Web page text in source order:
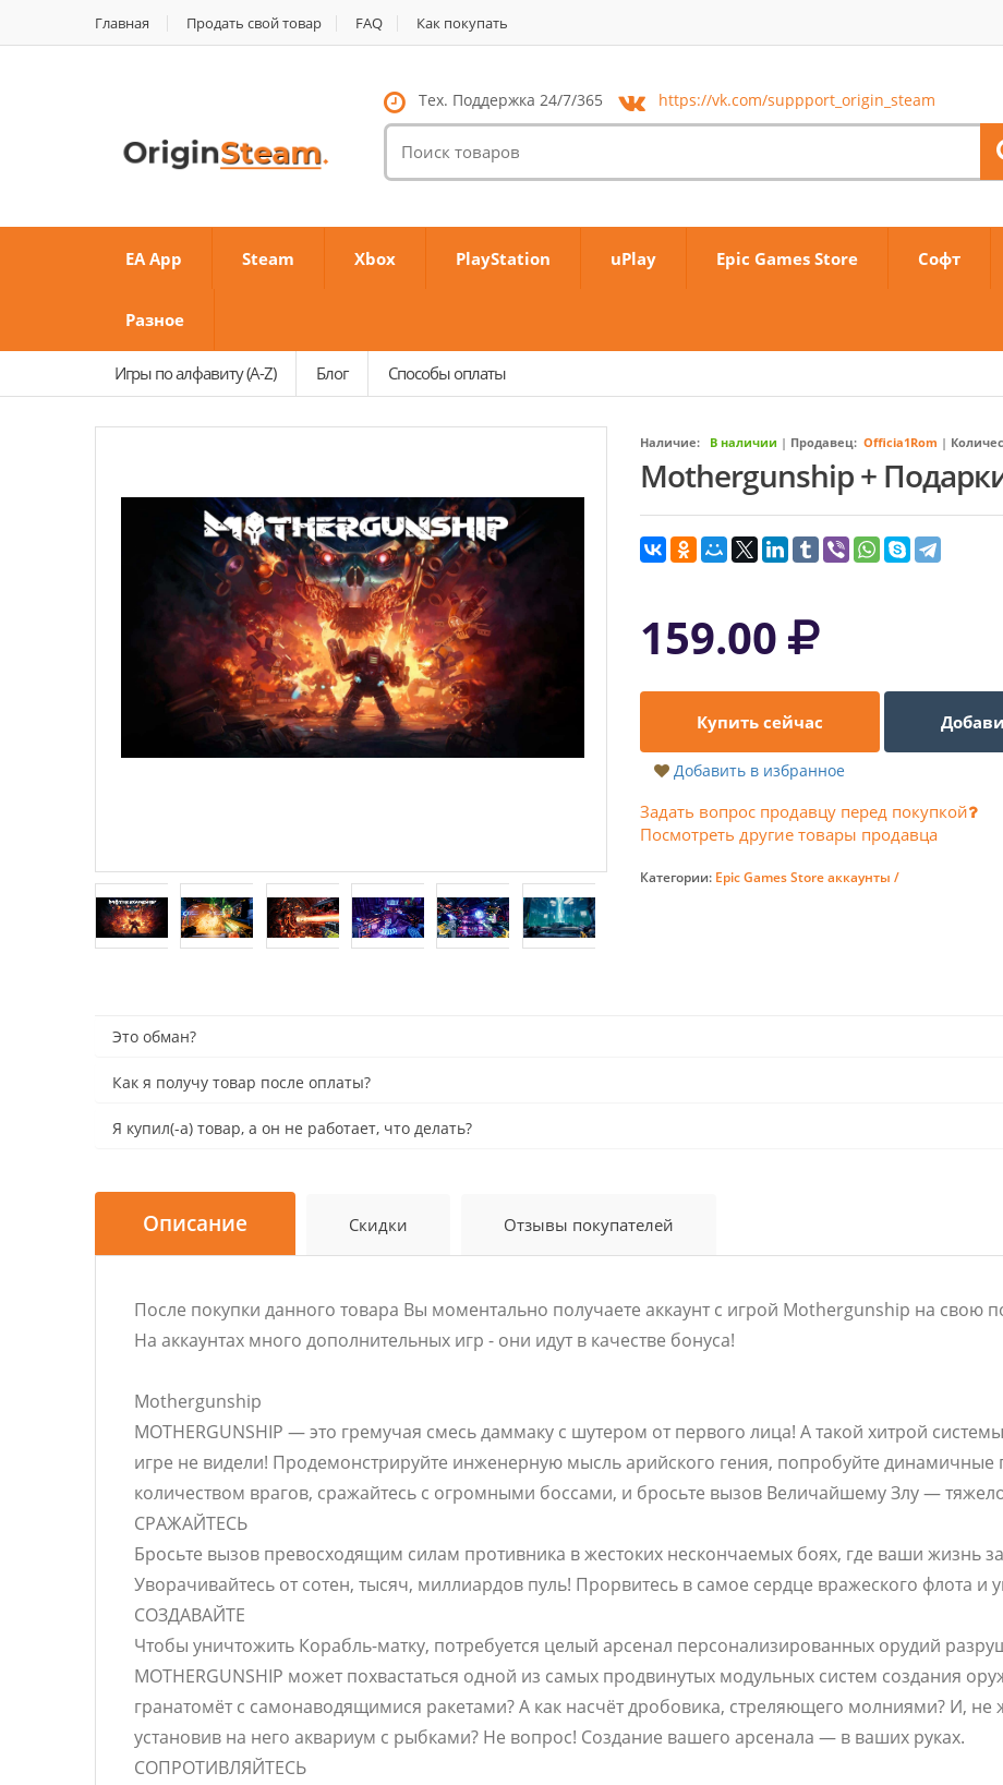
Главная Продать свой товар FAQ Как покупать
Тех. Поддержка 24/7/365 https://vk.com/suppport_origin_steam
Поиск
товаров:
EA App Steam Xbox PlayStation uPlay Epic Games Store Софт
Разное
Игры по алфавиту (A-Z) Блог Способы оплаты
Наличие: В наличии | Продавец: Officia1Rom |
Mothergunship +
159.00
Купить сейчас
Добавить в избранное
Задать вопрос продавцу перед покупкой
Посмотреть другие товары продавца
Категории: Epic Games Store аккаунты /
Это обман?
Как я получу товар после оплаты?
Я купил(-а) товар, а он не работает, что делать?
Описание Скидки Отзывы покупателей
После покупки данного товара Вы моментально получаете аккаунт с игрой Mothergunship на свою
На аккаунтах много дополнительных игр - они идут в качестве бонуса!
Mothergunship
MOTHERGUNSHIP — это гремучая смесь даммаку с шутером от первого лица! А такой хитрой
игре не видели! Продемонстрируйте инженерную мысль арийского гения, попробуйте динамичные
количеством врагов, сражайтесь с огромными боссами, и бросьте вызов Величайшему Злу —
СРАЖАЙТЕСЬ
Бросьте вызов превосходящим силам противника в жестоких нескончаемых боях, где ваши жизнь
Уворачивайтесь от сотен, тысяч, миллиардов пуль! Прорвитесь в самое сердце вражеского флота и
СОЗДАВАЙТЕ
Чтобы уничтожить Корабль-матку, потребуется целый арсенал персонализированных орудий
MOTHERGUNSHIP может похвастаться одной из самых продвинутых модульных систем создания
гранатомёт с самонаводящимися ракетами? А как насчёт дробовика, стреляющего молниями? И, не
установив на него аквариум с рыбками? Не вопрос! Создание вашего арсенала — в ваших руках.
СОПРОТИВЛЯЙТЕСЬ